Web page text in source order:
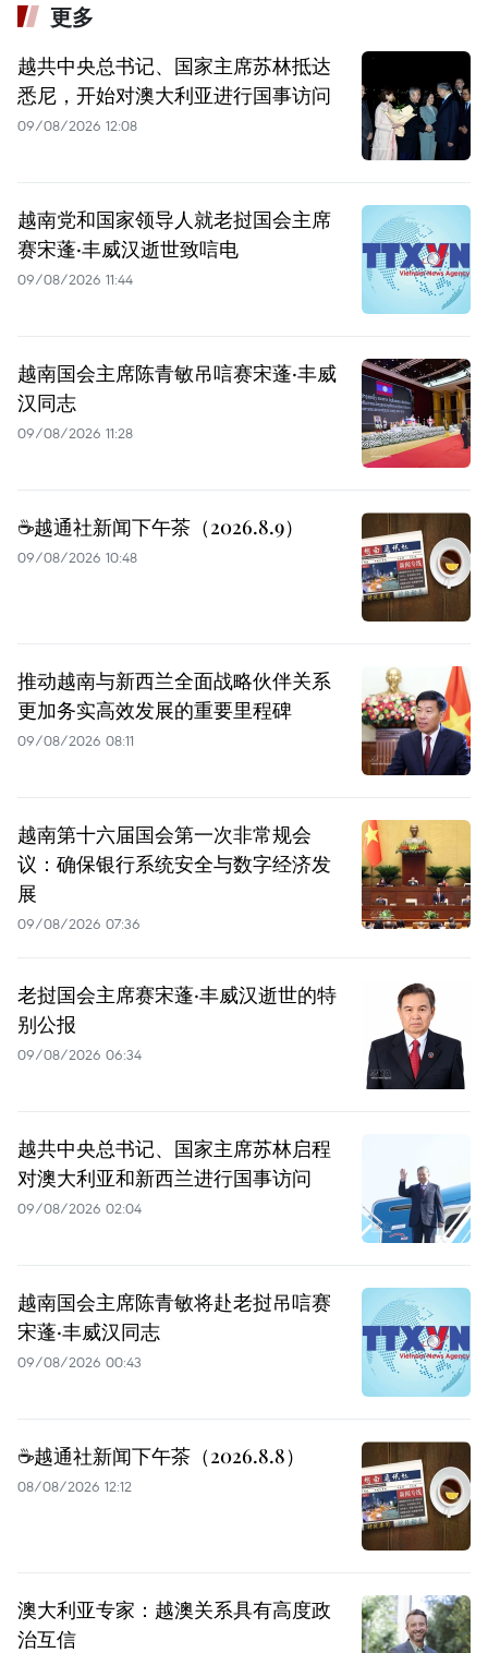
更多
越共中央总书记、国家主席苏林抵达
悉尼，开始对澳大利亚进行国事访问
09/08/2026 12:08
越南党和国家领导人就老挝国会主席
赛宋蓬·丰威汉逝世致唁电
09/08/2026 11:44
越南国会主席陈青敏吊唁赛宋蓬·丰威
汉同志
09/08/2026 11:28
☕️越通社新闻下午茶（2026.8.9）
09/08/2026 10:48
推动越南与新西兰全面战略伙伴关系
更加务实高效发展的重要里程碑
09/08/2026 08:11
越南第十六届国会第一次非常规会
议：确保银行系统安全与数字经济发
展
09/08/2026 07:36
老挝国会主席赛宋蓬·丰威汉逝世的特
别公报
09/08/2026 06:34
越共中央总书记、国家主席苏林启程
对澳大利亚和新西兰进行国事访问
09/08/2026 02:04
越南国会主席陈青敏将赴老挝吊唁赛
宋蓬·丰威汉同志
09/08/2026 00:43
☕️越通社新闻下午茶（2026.8.8）
08/08/2026 12:12
澳大利亚专家：越澳关系具有高度政
治互信